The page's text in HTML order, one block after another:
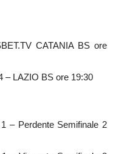
CATANIA BS ore
– LAZIO BS ore 19:30
– Perdente Semifinale 2